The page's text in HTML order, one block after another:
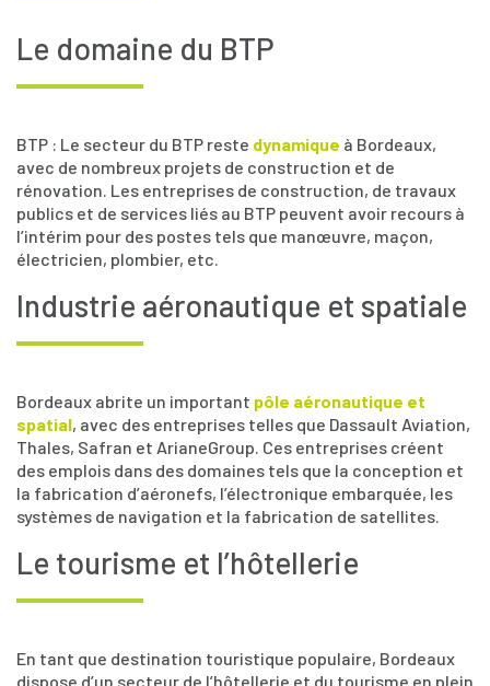
Le domaine du BTP
BTP : Le secteur du BTP reste dynamique à Bordeaux,
avec de nombreux projets de construction et de
rénovation. Les entreprises de construction, de travaux
publics et de services liés au BTP peuvent avoir recours à
l’intérim pour des postes tels que manœuvre, maçon,
électricien, plombier, etc.
Industrie aéronautique et spatiale
Bordeaux abrite un important pôle aéronautique et
spatial, avec des entreprises telles que Dassault Aviation,
Thales, Safran et ArianeGroup. Ces entreprises créent
des emplois dans des domaines tels que la conception et
la fabrication d’aéronefs, l’électronique embarquée, les
systèmes de navigation et la fabrication de satellites.
Le tourisme et l’hôtellerie
En tant que destination touristique populaire, Bordeaux
dispose d’un secteur de l’hôtellerie et du tourisme en plein